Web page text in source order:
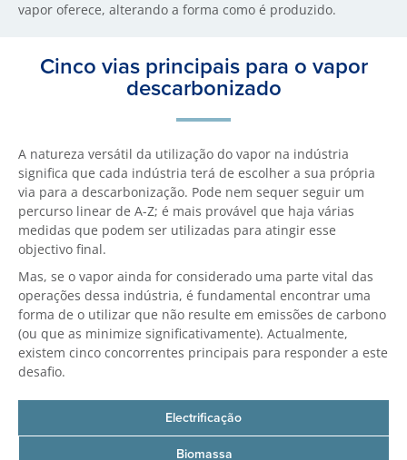
vapor oferece, alterando a forma como é produzido.
Cinco vias principais para o vapor
descarbonizado
A natureza versátil da utilização do vapor na indústria
significa que cada indústria terá de escolher a sua própria
via para a descarbonização. Pode nem sequer seguir um
percurso linear de A-Z; é mais provável que haja várias
medidas que podem ser utilizadas para atingir esse
objectivo final.
Mas, se o vapor ainda for considerado uma parte vital das
operações dessa indústria, é fundamental encontrar uma
forma de o utilizar que não resulte em emissões de carbono
(ou que as minimize significativamente). Actualmente,
existem cinco concorrentes principais para responder a este
desafio.
Electrificação
Biomassa